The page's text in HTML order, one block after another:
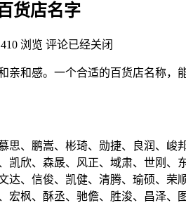
货店名字
410 浏览 评论已经关闭
亲和感。一个合适的百货店名称
、鹏嵩、彬琦、勋捷、良润、
凯欣、森晸、风正、域肃、世刚
、信俊、凯健、清腾、瑜硕、
宏枫、酥丞、驰儋、胜浚、昌泽